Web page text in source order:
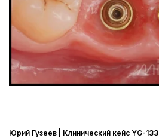
Юрий Гузеев | Клинический кейс YG-133